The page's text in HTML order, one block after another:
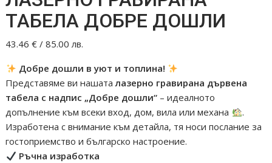
ТАБЕЛА ДОБРЕ ДОШЛИ
43.46€ / 85.00 лв.
Добре дошли в уют и топлина!
Представяме ви нашаталазерно гравирана дървена
табела с надпис „Добре дошли“ – идеалното
допълнение към всеки вход, дом, вила или механа
.
Изработена с внимание към детайла, тя носи послание за
гостоприемство и българско настроение.
Ръчна изработка